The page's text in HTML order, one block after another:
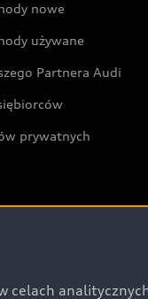
nowe
używane
Partnera Audi
prywatnych
celach